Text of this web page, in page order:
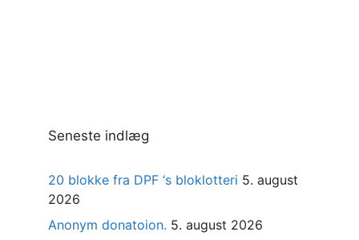
Seneste indlæg
20 blokke fra DPF ‘s bloklotteri 5. august
2026
Anonym donatoion. 5. august 2026